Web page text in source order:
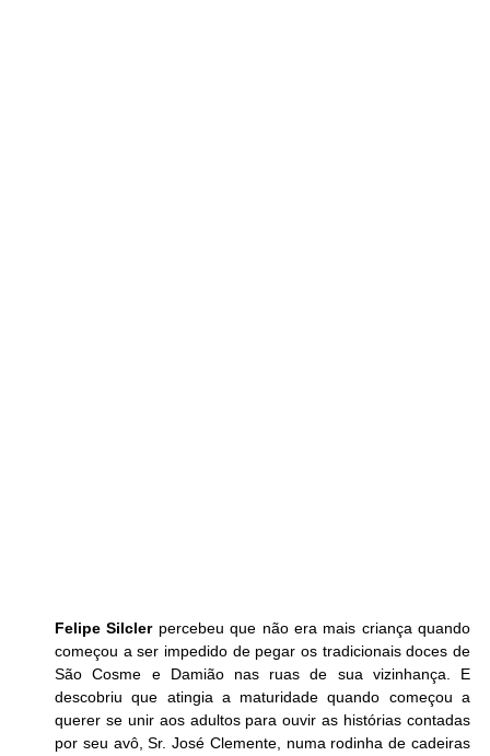
Felipe Silcler percebeu que não era mais criança quando
começou a ser impedido de pegar os tradicionais doces de
São Cosme e Damião nas ruas de sua vizinhança. E
descobriu que atingia a maturidade quando começou a
querer se unir aos adultos para ouvir as histórias contadas
por seu avô, Sr. José Clemente, numa rodinha de cadeiras